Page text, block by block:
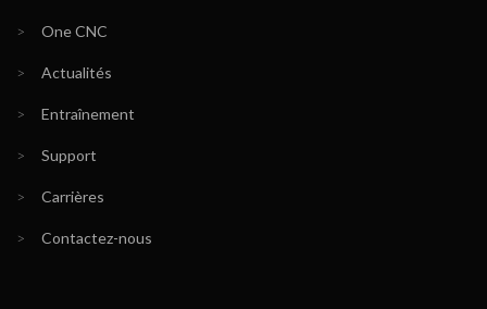
> One CNC
> Actualités
> Entraînement
> Support
> Carrières
> Contactez-nous